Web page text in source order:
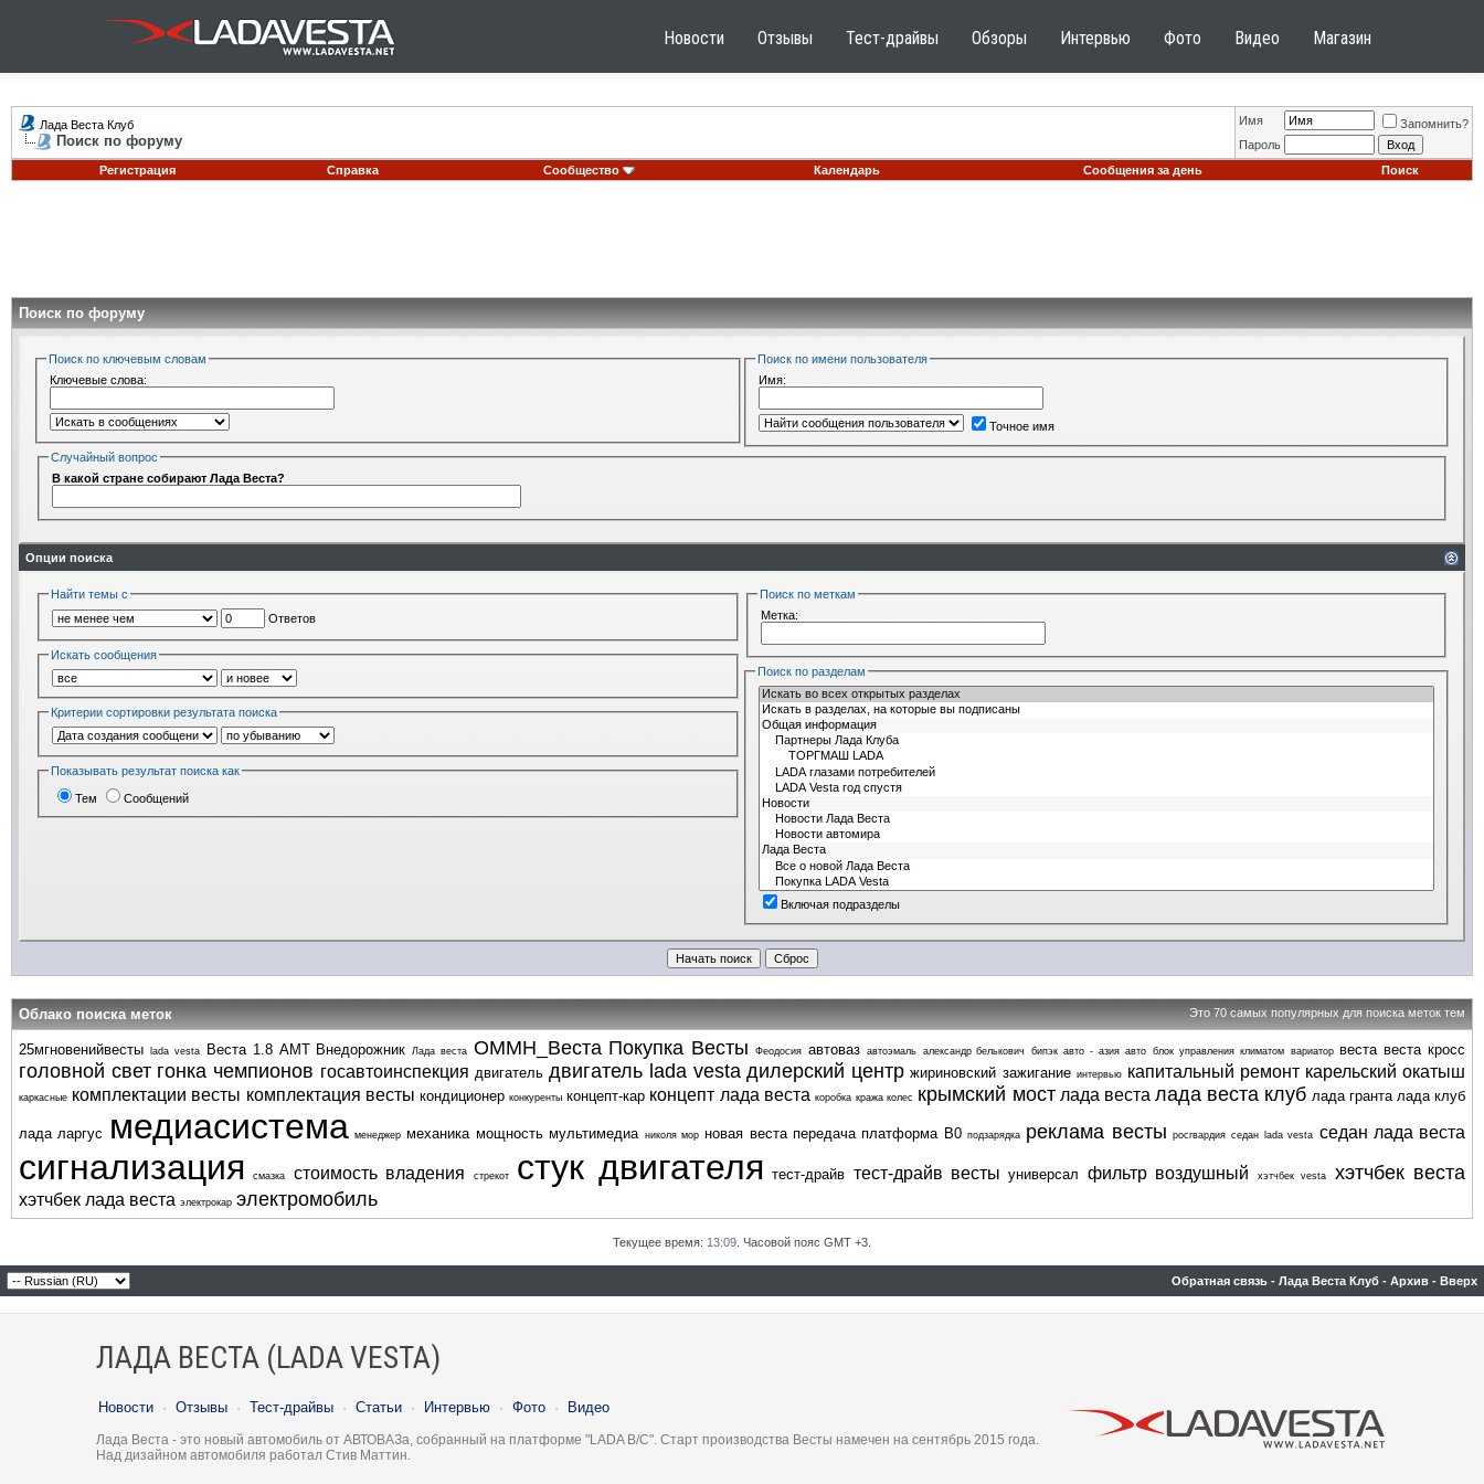
Новости Отзывы Тест-драйвы Обзоры Интервью Фото Видео Магазин
Лада Веста Клуб
Поиск по форуму
Имя
Запомнить?
Пароль
Регистрация
Справка Сообщество Календарь Сообщения за день Поиск
Поиск по форуму
Поиск по ключевым словам
Ключевые слова:
Поиск по имени пользователя
Имя:
Точное имя
Случайный вопрос
В какой стране собирают Лада Веста?
Опции поиска
Найти темы с
Ответов
Искать сообщения
Критерии сортировки результата поиска
Показывать результат поиска как
Тем Сообщений
Поиск по меткам
Метка:
Поиск по разделам
Включая подразделы
Это 70 самых популярных для поиска меток тем
Облако поиска меток
25мгновенийвесты lada vesta Веста 1.8 АМТ Внедорожник Лада веста ОММН_Веста Покупка Весты Феодосия автоваз автоэмаль александр белькович бипэк авто - азия авто блок управления климатом вариатор веста веста кросс
головной свет гонка чемпионов госавтоинспекция двигатель двигатель lada vesta дилерский центр жириновский зажигание интервью капитальный ремонт карельский окатыш
каркасные комплектации весты комплектация весты кондиционер конкуренты концепт-кар концепт лада веста коробка кража колес крымский мост лада веста лада веста клуб лада гранта лада клуб
лада ларгус медиасистема менеджер механика мощность мультимедиа николя мор новая веста передача платформа В0 подзарядка реклама весты росгвардия седан lada vesta седан лада веста
сигнализация смазка стоимость владения стрекот стук двигателя тест-драйв тест-драйв весты универсал фильтр воздушный хэтчбек vesta хэтчбек веста
хэтчбек лада веста электрокар электромобиль
Текущее время: 13:09 . Часовой пояс GMT +3.
Обратная связь - Лада Веста Клуб - Архив - Вверх
ЛАДА ВЕСТА (LADA VESTA)
Новости · Отзывы · Тест-драйвы · Статьи · Интервью · Фото · Видео
Лада Веста - это новый автомобиль от АВТОВАЗа, собранный на платформе "LADA B/C". Старт производства Весты намечен на сентябрь 2015 года.
Над дизайном автомобиля работал Стив Маттин.